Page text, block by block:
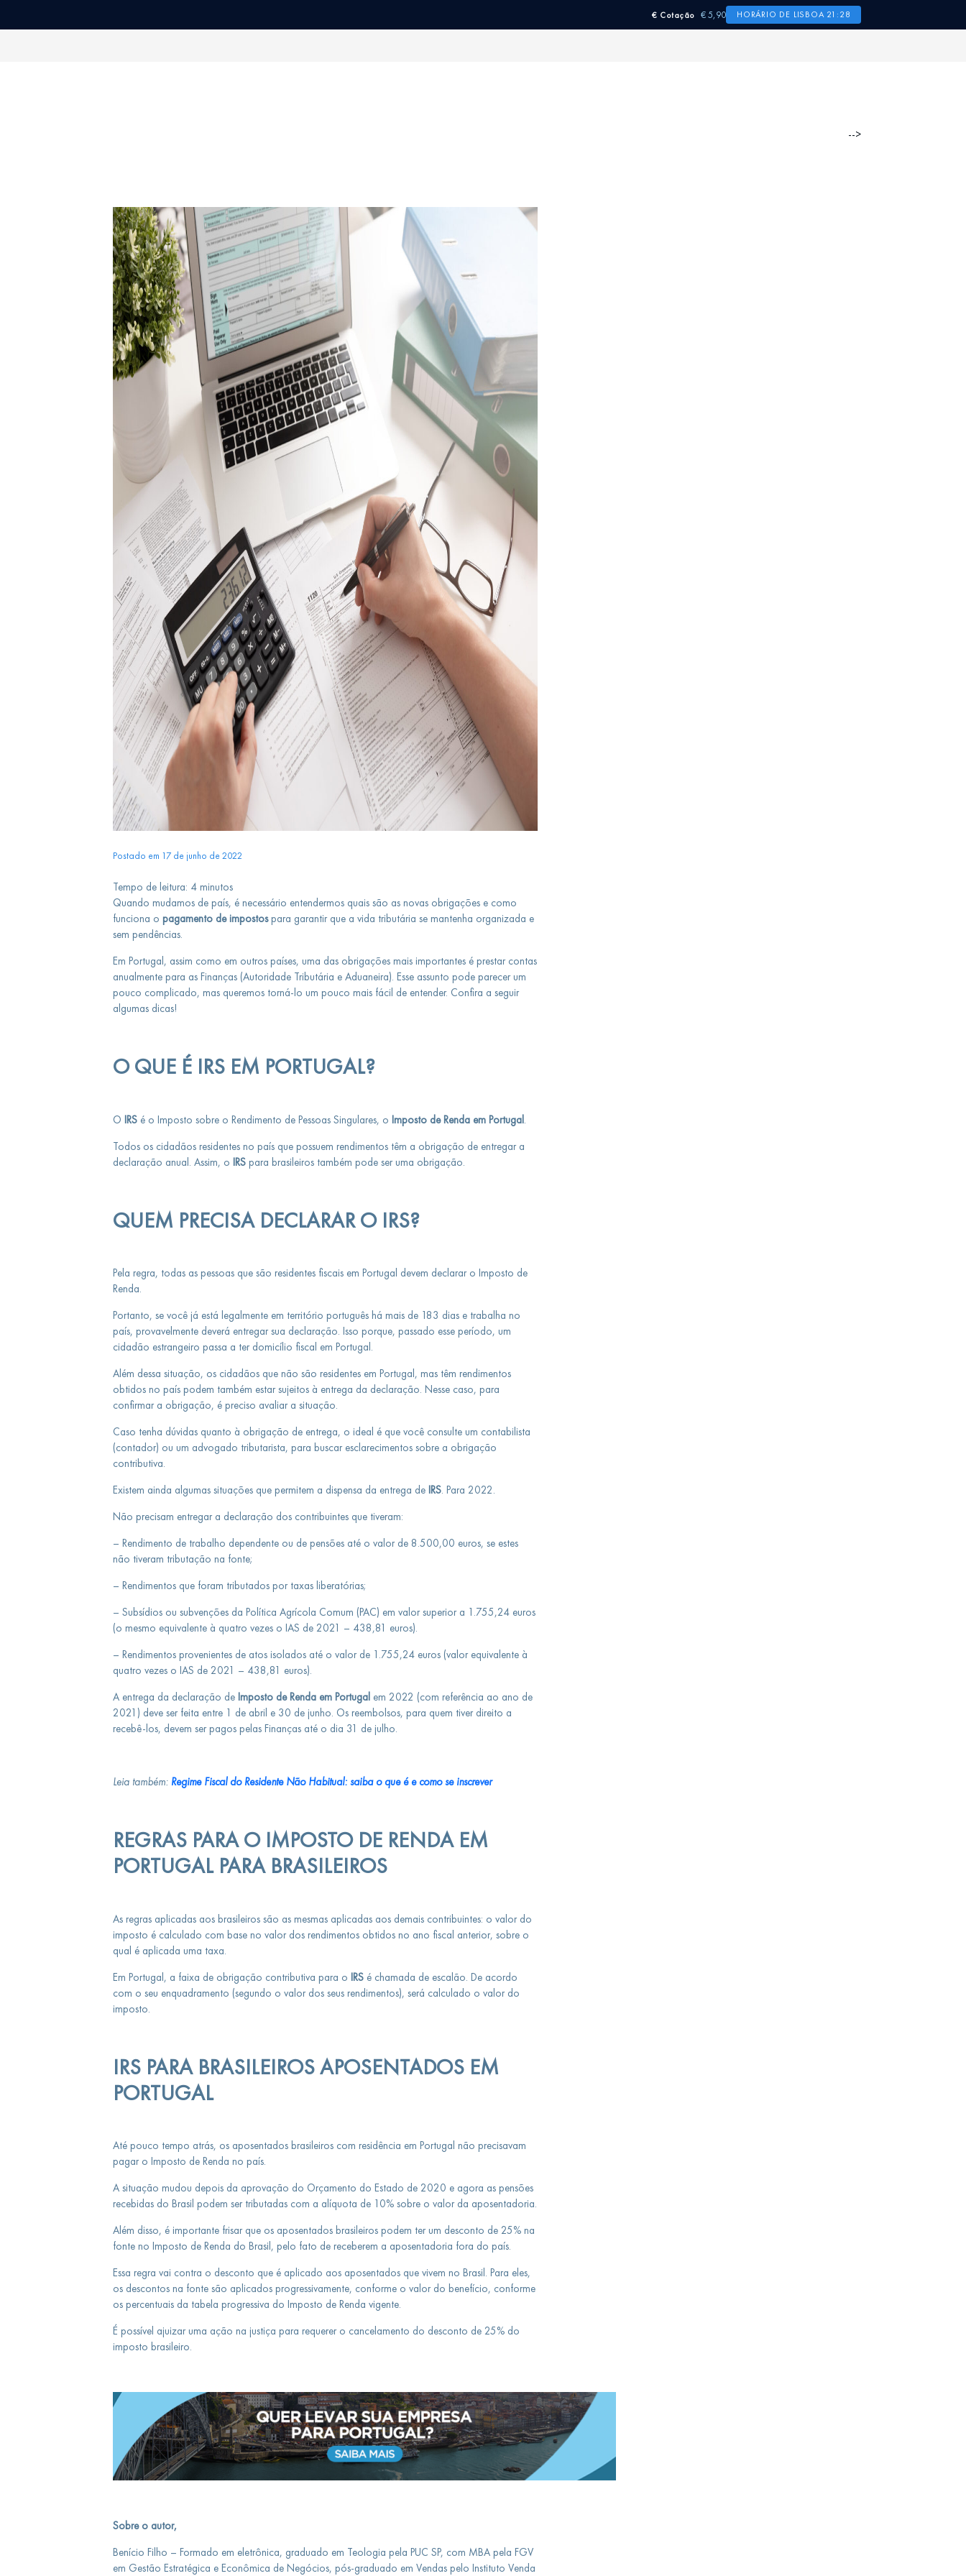
€ Cotação € 5,90 HORÁRIO DE LISBOA 21:28
Postado em 17 de junho de 2022
Tempo de leitura: 4 minutos
Quando mudamos de país, é necessário entendermos quais são as novas obrigações e como
funciona o pagamento de impostospara garantir que a vida tributária se mantenha organizada e
sem pendências.
Em Portugal, assim como em outros países, uma das obrigações mais importantes é prestar contas
anualmente para as Finanças (Autoridade Tributária e Aduaneira). Esse assunto pode parecer um
pouco complicado, mas queremos torná-lo um pouco mais fácil de entender. Confira a seguir
algumas dicas!
O QUE É IRS EM PORTUGAL?
O IRSé o Imposto sobre o Rendimento de Pessoas Singulares, o Imposto de Renda em Portugal
Todos os cidadãos residentes no país que possuem rendimentos têm a obrigação de entregar a
declaração anual. Assim, o IRSpara brasileiros também pode ser uma obrigação.
QUEM PRECISA DECLARAR O IRS?
Pela regra, todas as pessoas que são residentes fiscais em Portugal devem declarar o Imposto de
Renda.
Portanto, se você já está legalmente em território português há mais de 183 dias e trabalha no
país, provavelmente deverá entregar sua declaração. Isso porque, passado esse período, um
cidadão estrangeiro passa a ter domicílio fiscal em Portugal.
Além dessa situação, os cidadãos que não são residentes em Portugal, mas têm rendimentos
obtidos no país podem também estar sujeitos à entrega da declaração. Nesse caso, para
confirmar a obrigação, é preciso avaliar a situação.
Caso tenha dúvidas quanto à obrigação de entrega, o ideal é que você consulte um contabilista
(contador) ou um advogado tributarista, para buscar esclarecimentos sobre a obrigação
contributiva.
Existem ainda algumas situações que permitem a dispensa da entrega de IRS. Para 2022.
Não precisam entregar a declaração dos contribuintes que tiveram:
– Rendimento de trabalho dependente ou de pensões até o valor de 8.500,00 euros, se estes
não tiveram tributação na fonte;
– Rendimentos que foram tributados por taxas liberatórias;
– Subsídios ou subvenções da Política Agrícola Comum (PAC) em valor superior a 1.755,24 euros
(o mesmo equivalente à quatro vezes o IAS de 2021 – 438,81 euros).
– Rendimentos provenientes de atos isolados até o valor de 1.755,24 euros (valor equivalente à
quatro vezes o IAS de 2021 – 438,81 euros).
A entrega da declaração de Imposto de Renda em Portugal em 2022 (com referência ao ano de
2021) deve ser feita entre 1 de abril e 30 de junho. Os reembolsos, para quem tiver direito a
recebê-los, devem ser pagos pelas Finanças até o dia 31 de julho.
Leia também: Regime Fiscal do Residente Não Habitual: saiba o que é e como se inscrever
REGRAS PARA O IMPOSTO DE RENDA EM
PORTUGAL PARA BRASILEIROS
As regras aplicadas aos brasileiros são as mesmas aplicadas aos demais contribuintes: o valor do
imposto é calculado com base no valor dos rendimentos obtidos no ano fiscal anterior, sobre o
qual é aplicada uma taxa.
Em Portugal, a faixa de obrigação contributiva para o IRSé chamada de escalão. De acordo
com o seu enquadramento (segundo o valor dos seus rendimentos), será calculado o valor do
imposto.
IRS PARA BRASILEIROS APOSENTADOS EM
PORTUGAL
Até pouco tempo atrás, os aposentados brasileiros com residência em Portugal não precisavam
pagar o Imposto de Renda no país.
A situação mudou depois da aprovação do Orçamento do Estado de 2020 e agora as pensões
recebidas do Brasil podem ser tributadas com a alíquota de 10% sobre o valor da aposentadoria.
Além disso, é importante frisar que os aposentados brasileiros podem ter um desconto de 25% na
fonte no Imposto de Renda do Brasil, pelo fato de receberem a aposentadoria fora do país.
Essa regra vai contra o desconto que é aplicado aos aposentados que vivem no Brasil. Para eles,
os descontos na fonte são aplicados progressivamente, conforme o valor do benefício, conforme
os percentuais da tabela progressiva do Imposto de Renda vigente.
É possível ajuizar uma ação na justiça para requerer o cancelamento do desconto de 25% do
imposto brasileiro.
Sobre o autor,
Benício Filho – Formado em eletrônica, graduado em Teologia pela PUC SP, com MBA pela FGV
em Gestão Estratégica e Econômica de Negócios, pós-graduado em Vendas pelo Instituto Venda
-->